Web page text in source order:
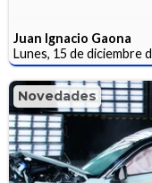
Juan Ignacio Gaona
Lunes, 15 de diciembre
Novedades